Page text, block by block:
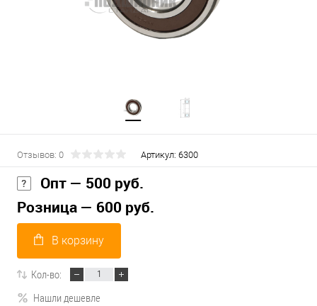
Отзывов: 0 Артикул: 6300
Опт — 500 руб.
Розница — 600 руб.
В корзину
Кол-во:
Нашли дешевле